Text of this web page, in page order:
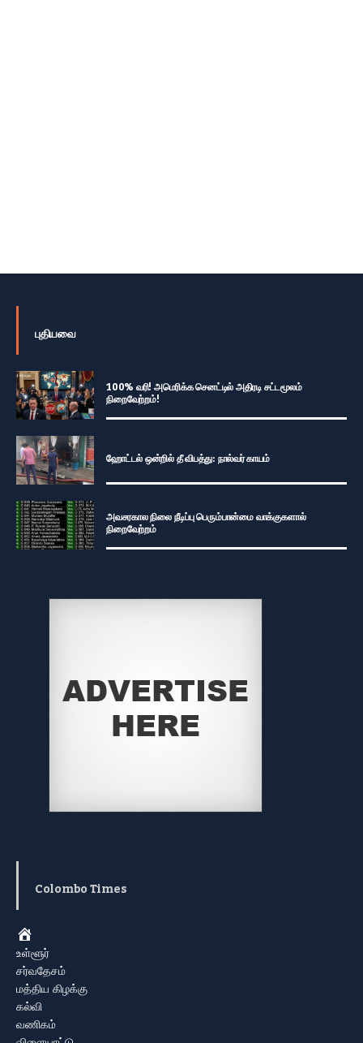
புதியவை
100% வரி! அமெரிக்க செனட்டில் அதிரடி சட்டமூலம்
நிறைவேற்றம்!
ஹோட்டல் ஒன்றில் தீ விபத்து: நால்வர் காயம்
அவசரகால நிலை நீடிப்பு பெரும்பான்மை வாக்குகளால்
நிறைவேற்றம்
Colombo Times
உள்ளூர்
சர்வதேசம்
மத்திய கிழக்கு
கல்வி
வணிகம்